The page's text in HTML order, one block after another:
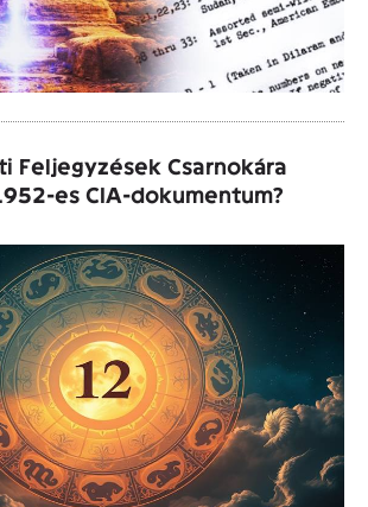
Feljegyzések Csarnokára
es CIA-dokumentum?